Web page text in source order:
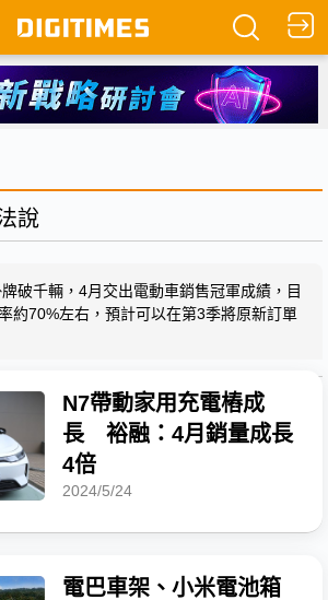
說
破千輛，4月交出電動車銷售冠軍成績，目
約70%左右，預計可以在第3季將原新訂單
N7帶動家用充電樁成
長 裕融：4月銷量成長
4倍
2024/5/24
電巴車架、小米電池箱